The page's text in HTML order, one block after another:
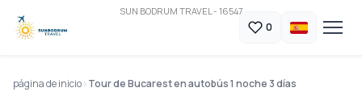
SUN BODRUM TRAVEL - 16547
0
página de inicio Tour de Bucarest en autobús 1 noche 3 días